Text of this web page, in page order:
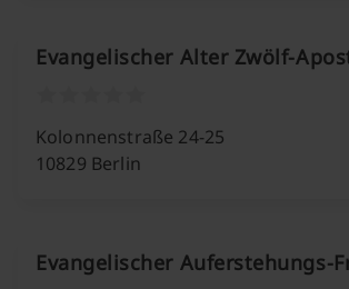
Evangelischer Alter Zwölf-
Kolonnenstraße 24-25
10829 Berlin
Evangelischer Auferstehungs-